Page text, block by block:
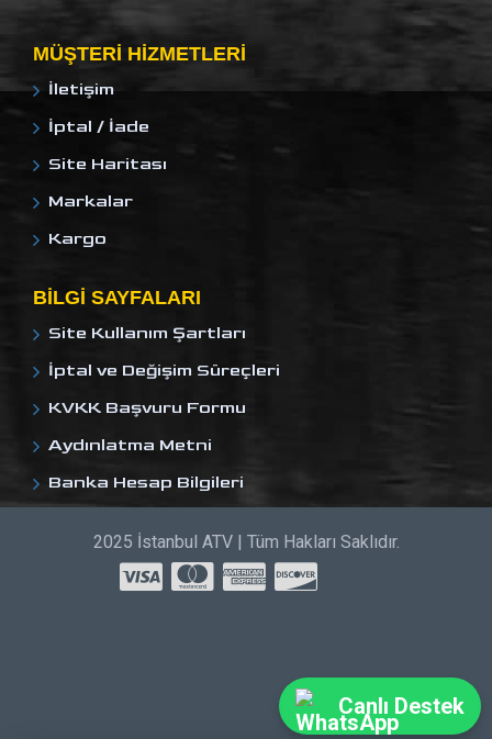
MÜŞTERI HIZMETLERI
İletişim
İptal / İade
Site Haritası
Markalar
Kargo
BILGI SAYFALARI
Site Kullanım Şartları
İptal ve Değişim Süreçleri
KVKK Başvuru Formu
Aydınlatma Metni
Banka Hesap Bilgileri
2025 İstanbul ATV | Tüm Hakları Saklıdır.
Canlı Destek